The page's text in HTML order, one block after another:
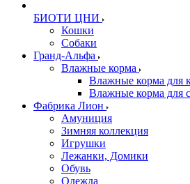
БИОТИ ЦНИ
Кошки
Собаки
Гранд-Альфа
Влажные корма
Влажные корма для
Влажные корма для
Фабрика Лион
Амуниция
Зимняя коллекция
Игрушки
Лежанки, Домики
Обувь
Одежда